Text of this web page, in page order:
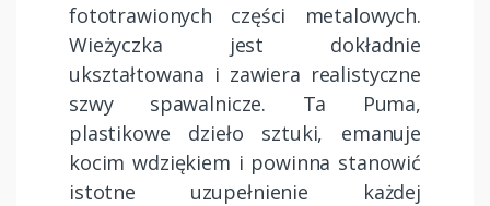
fototrawionych części metalowych.
Wieżyczka jest dokładnie
ukształtowana i zawiera realistyczne
szwy spawalnicze. Ta Puma,
plastikowe dzieło sztuki, emanuje
kocim wdziękiem i powinna stanowić
istotne uzupełnienie każdej